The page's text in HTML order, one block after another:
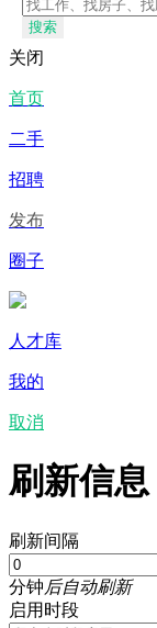
搜索
关闭
首页
二手
招聘
发布
圈子
人才库
我的
取消
刷新信
刷新间隔
分钟后自动刷新
启用时段